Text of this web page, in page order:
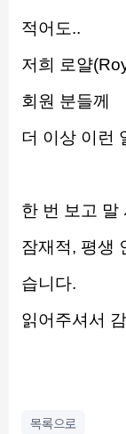
적어도..
저희 로얄
회원 분들께
더 이상 이런
한 번 보고 말
잠재적, 평생
습니다.
읽어주셔서
목록으로